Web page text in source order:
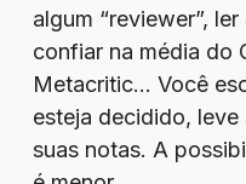
algum “reviewer”,
confiar na média do
Metacritic… Você
esteja decidido,
suas notas. A